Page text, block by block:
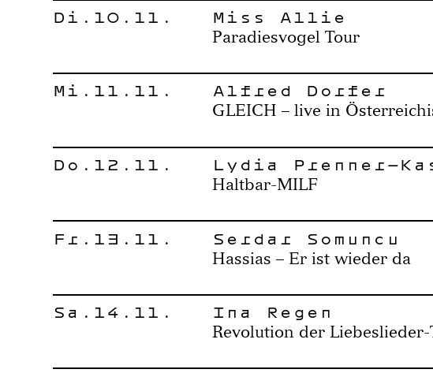
Di.10.11. Miss Allie
Paradiesvogel Tour
Mi.11.11. Alfred Dorfer
GLEICH – live in
Do.12.11. Lydia Prenner-
Haltbar-MILF
Fr.13.11. Serdar Somuncu
Hassias – Er ist wieder da
Sa.14.11. Ina Regen
Revolution der Liebeslieder-